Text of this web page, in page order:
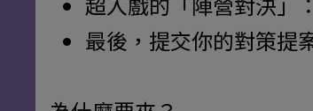
最後，提交你的對策提